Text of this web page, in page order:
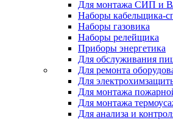
Для монтажа СИП и
Наборы кабельщика-
Наборы газовика
Наборы релейщика
Приборы энергетика
Для обслуживания
Для ремонта
Для
Для монтажа
Для монтажа
Для анализа и